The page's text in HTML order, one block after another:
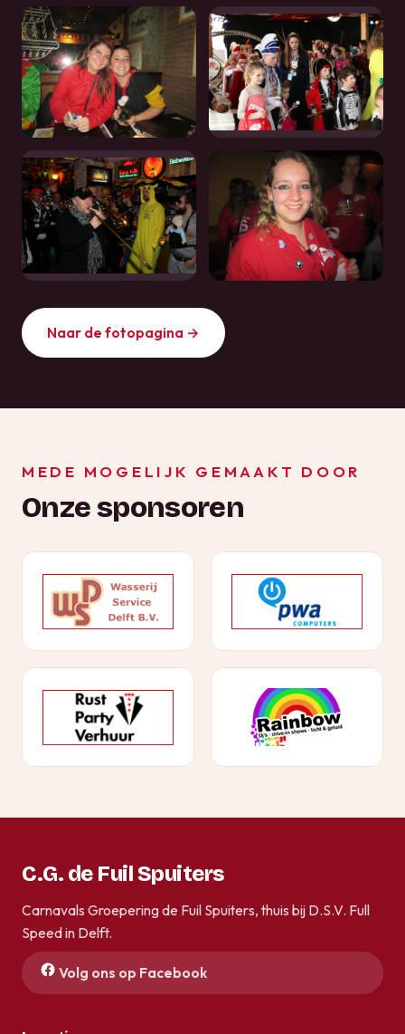
Naar de fotopagina →
MEDE MOGELIJK GEMAAKT DOOR
Onze sponsoren
C.G. de Fuil Spuiters
Carnavals Groepering de Fuil Spuiters, thuis bij D.S.V. Full
Speed in Delft.
Volg ons op Facebook